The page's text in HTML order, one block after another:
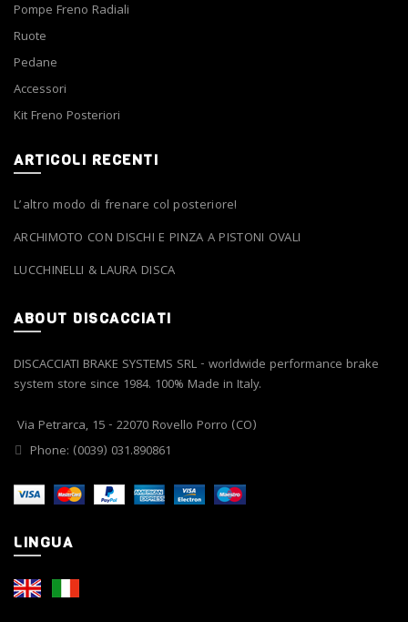
Pompe Freno Radiali
Ruote
Pedane
Accessori
Kit Freno Posteriori
ARTICOLI RECENTI
L’altro modo di frenare col posteriore!
ARCHIMOTO CON DISCHI E PINZA A PISTONI OVALI
LUCCHINELLI & LAURA DISCA
ABOUT DISCACCIATI
DISCACCIATI BRAKE SYSTEMS SRL - worldwide performance brake
system store since 1984. 100% Made in Italy.
Via Petrarca, 15 - 22070 Rovello Porro (CO)
Phone: (0039) 031.890861
LINGUA